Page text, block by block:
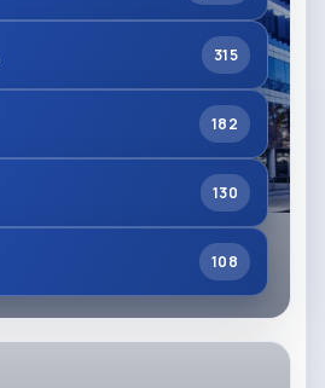
315
182
130
108